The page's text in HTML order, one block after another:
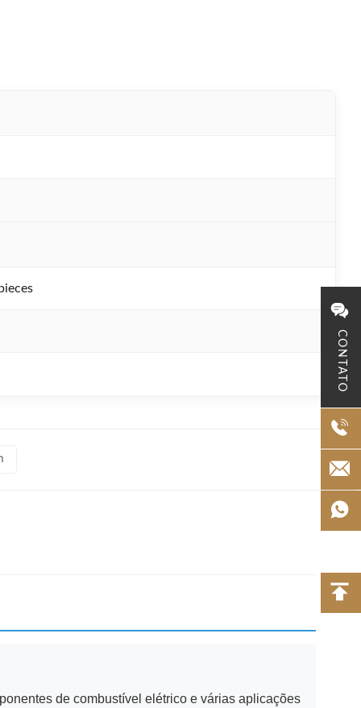
CONTATO
de combustível elétrico e várias aplicações